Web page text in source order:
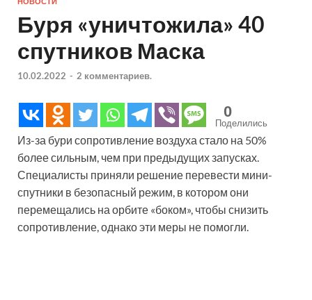
Буря «уничтожила» 40
спутников Маска
10.02.2022 - 2 комментариев.
0
Поделились
Из-за бури сопротивление воздуха стало на 50%
более сильным, чем при предыдущих запусках.
Специалисты приняли решение перевести мини-
спутники в безопасный режим, в котором они
перемещались на орбите «боком», чтобы снизить
сопротивление, однако эти меры не помогли.